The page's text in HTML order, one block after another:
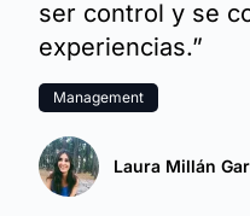
ser control y se
experiencias.”
Management
Laura Millán